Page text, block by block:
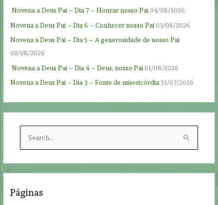
Novena a Deus Pai – Dia 7 – Honrar nosso Pai04/08/2026
Novena a Deus Pai – Dia 6 – Conhecer nosso Pai 03/08/2026
Novena a Deus Pai – Dia 5 – A generosidade de nosso Pai
02/08/2026
Novena a Deus Pai – Dia 4 – Deus, nosso Pai 01/08/2026
Novena a Deus Pai – Dia 3 – Fonte de misericórdia 31/07/2026
r
h
Páginas